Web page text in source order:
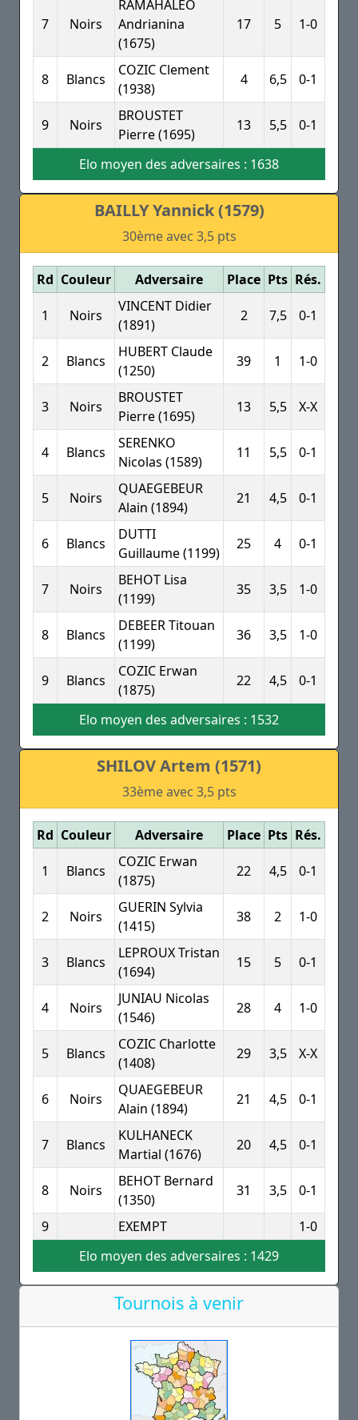
Elo moyen des adversaires : 1638
7 Noirs
RAMAHALEO
Andrianina
(1675)
17 5 1-0
8 Blancs
COZIC Clement
(1938)
4 6,5 0-1
9 Noirs
BROUSTET
Pierre (1695)
13 5,5 0-1
BAILLY Yannick (1579)
30ème avec 3,5 pts
Elo moyen des adversaires : 1532
Rd Couleur Adversaire Place Pts Rés.
1 Noirs
VINCENT Didier
(1891)
2 7,5 0-1
2 Blancs
HUBERT Claude
(1250)
39 1 1-0
3 Noirs
BROUSTET
Pierre (1695)
13 5,5 X-X
4 Blancs
SERENKO
Nicolas (1589)
11 5,5 0-1
5 Noirs
QUAEGEBEUR
Alain (1894)
21 4,5 0-1
6 Blancs
DUTTI
Guillaume (1199)
25 4 0-1
7 Noirs
BEHOT Lisa
(1199)
35 3,5 1-0
8 Blancs
DEBEER Titouan
(1199)
36 3,5 1-0
9 Blancs
COZIC Erwan
(1875)
22 4,5 0-1
SHILOV Artem (1571)
33ème avec 3,5 pts
Elo moyen des adversaires : 1429
Rd Couleur Adversaire Place Pts Rés.
1 Blancs
COZIC Erwan
(1875)
22 4,5 0-1
2 Noirs
GUERIN Sylvia
(1415)
38 2 1-0
3 Blancs
LEPROUX Tristan
(1694)
15 5 0-1
4 Noirs
JUNIAU Nicolas
(1546)
28 4 1-0
5 Blancs
COZIC Charlotte
(1408)
29 3,5 X-X
6 Noirs
QUAEGEBEUR
Alain (1894)
21 4,5 0-1
7 Blancs
KULHANECK
Martial (1676)
20 4,5 0-1
8 Noirs
BEHOT Bernard
(1350)
31 3,5 0-1
9 EXEMPT 1-0
Tournois à venir